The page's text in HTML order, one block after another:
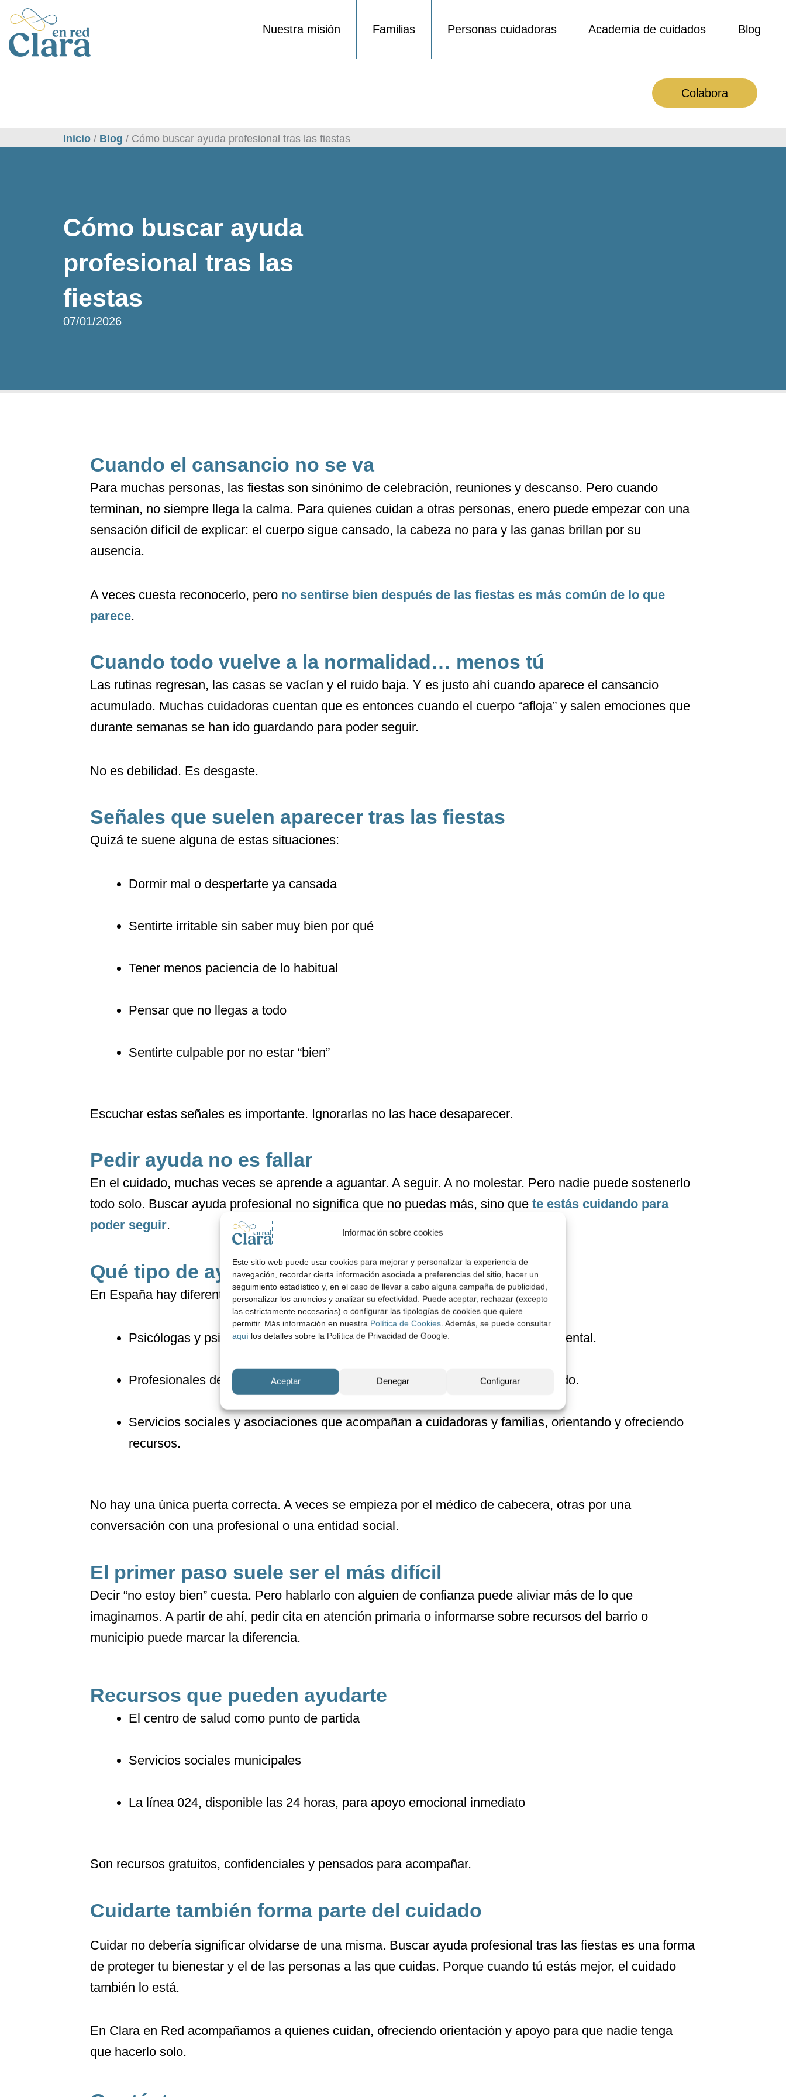
Información sobre cookies
Este sitio web puede usar cookies para mejorar y personalizar la experiencia de
navegación, recordar cierta información asociada a preferencias del sitio, hacer un
seguimiento estadístico y, en el caso de llevar a cabo alguna campaña de publicidad,
personalizar los anuncios y analizar su efectividad. Puede aceptar, rechazar (excepto
las estrictamente necesarias) o configurar las tipologías de cookies que quiere
permitir. Más información en nuestra Política de Cookies. Además, se puede consultar
aquí los detalles sobre la Política de Privacidad de Google.
Aceptar Denegar Configurar
contenido
Nuestra misión Familias Personas cuidadoras Academia de cuidados Blog
Colabora
Inicio/ Blog / Cómo buscar ayuda profesional tras las fiestas
Cómo buscar ayuda
profesional tras las
fiestas
07/01/2026
Cuando el cansancio no se va
Para muchas personas, las fiestas son sinónimo de celebración, reuniones y descanso. Pero cuando
terminan, no siempre llega la calma. Para quienes cuidan a otras personas, enero puede empezar con una
sensación difícil de explicar: el cuerpo sigue cansado, la cabeza no para y las ganas brillan por su
ausencia.
A veces cuesta reconocerlo, pero no sentirse bien después de las fiestas es más común de lo que
parece.
Cuando todo vuelve a la normalidad… menos tú
Las rutinas regresan, las casas se vacían y el ruido baja. Y es justo ahí cuando aparece el cansancio
acumulado. Muchas cuidadoras cuentan que es entonces cuando el cuerpo “afloja” y salen emociones que
durante semanas se han ido guardando para poder seguir.
No es debilidad. Es desgaste.
Señales que suelen aparecer tras las fiestas
Quizá te suene alguna de estas situaciones:
Dormir mal o despertarte ya cansada
Sentirte irritable sin saber muy bien por qué
Tener menos paciencia de lo habitual
Pensar que no llegas a todo
Sentirte culpable por no estar “bien”
Escuchar estas señales es importante. Ignorarlas no las hace desaparecer.
Pedir ayuda no es fallar
En el cuidado, muchas veces se aprende a aguantar. A seguir. A no molestar. Pero nadie puede sostenerlo
todo solo. Buscar ayuda profesional no significa que no puedas más, sino quete estás cuidando para
poder seguir.
Qué tipo de ayuda existe y a dónde acudir
En España hay diferentes formas de apoyo:
Psicólogas y psicólogos que ayudan a ordenar emociones y aliviar la carga mental.
Profesionales de la psiquiatría cuando el malestar es más intenso o prolongado.
Servicios sociales y asociaciones que acompañan a cuidadoras y familias, orientando y ofreciendo
recursos.
No hay una única puerta correcta. A veces se empieza por el médico de cabecera, otras por una
conversación con una profesional o una entidad social.
El primer paso suele ser el más difícil
Decir “no estoy bien” cuesta. Pero hablarlo con alguien de confianza puede aliviar más de lo que
imaginamos. A partir de ahí, pedir cita en atención primaria o informarse sobre recursos del barrio o
municipio puede marcar la diferencia.
Recursos que pueden ayudarte
El centro de salud como punto de partida
Servicios sociales municipales
La línea 024, disponible las 24 horas, para apoyo emocional inmediato
Son recursos gratuitos, confidenciales y pensados para acompañar.
Cuidarte también forma parte del cuidado
Cuidar no debería significar olvidarse de una misma. Buscar ayuda profesional tras las fiestas es una forma
de proteger tu bienestar y el de las personas a las que cuidas. Porque cuando tú estás mejor, el cuidado
también lo está.
En Clara en Red acompañamos a quienes cuidan, ofreciendo orientación y apoyo para que nadie tenga
que hacerlo solo.